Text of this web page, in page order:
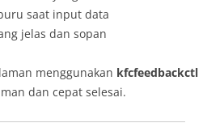
saat input data
jelas dan sopan
menggunakan kfcfeedbackctl
dan cepat selesai.